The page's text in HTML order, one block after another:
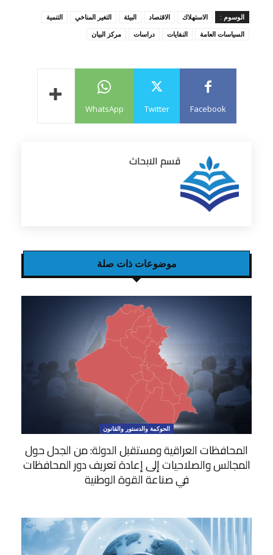
الوسوم : الاستهلاك الاقتصاد البيئة التغير المناخي
التنمية
السياسات العامة
النفايات دراسات مركز البيان
Facebook
Twitter
WhatsApp
قسم الابحاث
موضوعات ذات صلة
الحوكمة والدستور والقانون
المحافظات العراقية ومستقبل الدولة: من الجدل حول
المجالس والصلاحيات إلى إعادة تعريف دور المحافظات
في صناعة القوة الوطنية